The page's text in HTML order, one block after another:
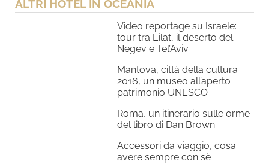
ALTRI HOTEL IN OCEANIA
Video reportage su Israele:
tour tra Eilat, il deserto del
Negev e Tel’Aviv
Mantova, città della cultura
2016, un museo all’aperto
patrimonio UNESCO
Roma, un itinerario sulle orme
del libro di Dan Brown
Accessori da viaggio, cosa
avere sempre con sè